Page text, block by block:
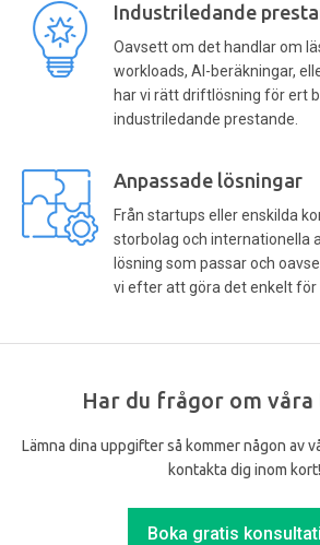
Industriledande
Oavsett om det handlar om
workloads, AI-beräkningar,
har vi rätt driftlösning för ert
industriledande prestande.
Anpassade lösningar
Från startups eller enskilda
storbolag och internationella
lösning som passar och
vi efter att göra det enkelt för
Har du frågor om våra
Lämna dina uppgifter så kommer någon av
kontakta dig inom kort!
Boka gratis